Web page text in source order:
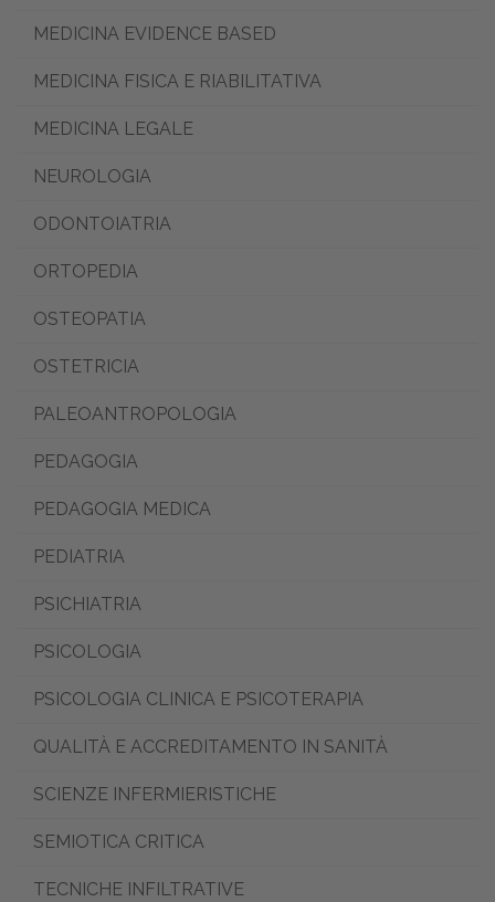
MEDICINA EVIDENCE BASED
MEDICINA FISICA E RIABILITATIVA
MEDICINA LEGALE
NEUROLOGIA
ODONTOIATRIA
ORTOPEDIA
OSTEOPATIA
OSTETRICIA
PALEOANTROPOLOGIA
PEDAGOGIA
PEDAGOGIA MEDICA
PEDIATRIA
PSICHIATRIA
PSICOLOGIA
PSICOLOGIA CLINICA E PSICOTERAPIA
QUALITÀ E ACCREDITAMENTO IN SANITÀ
SCIENZE INFERMIERISTICHE
SEMIOTICA CRITICA
TECNICHE INFILTRATIVE